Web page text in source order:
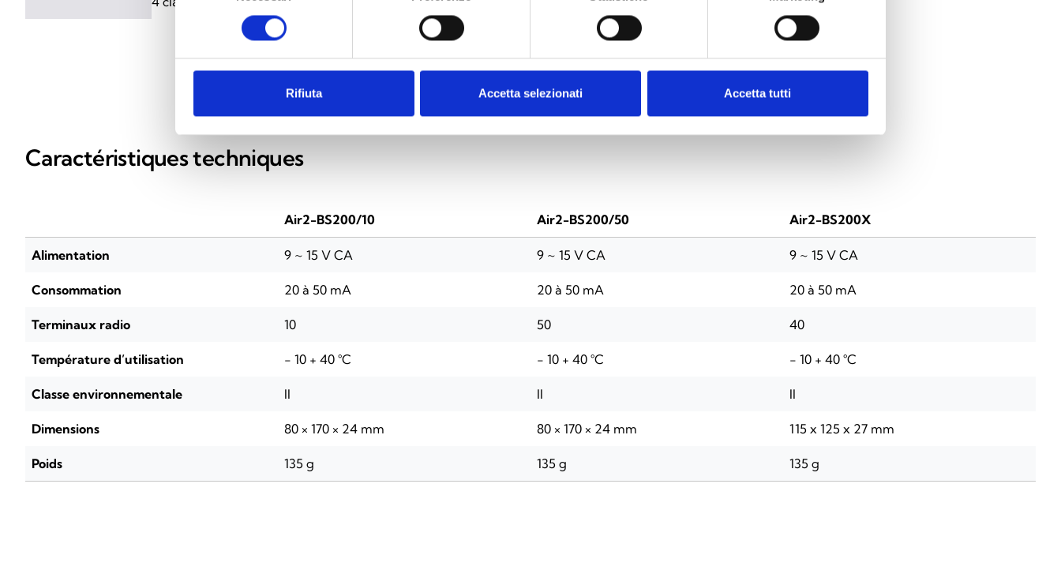
Rifiuta Accetta selezionati Accetta tutti
CARACTÉRISTIQUES TECHNIQUES
Caractéristiques techniques
Air2-BS200/10 Air2-BS200/50 Air2-BS200X
Alimentation 9 ~ 15 V CA 9 ~ 15 V CA 9 ~ 15 V CA
Consommation 20 à 50 mA 20 à 50 mA 20 à 50 mA
Terminaux radio 10 50 40
Température d’utilisation - 10 + 40 °C - 10 + 40 °C - 10 + 40 °C
Classe environnementale II II II
Dimensions 80 × 170 × 24 mm 80 × 170 × 24 mm 115 x 125 x 27 mm
Poids 135 g 135 g 135 g